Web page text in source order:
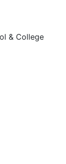
& College